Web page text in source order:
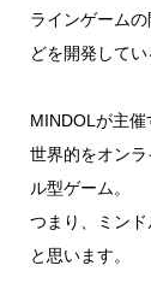
ラインゲーム
どを開発して
MINDOLが主催
世界的をオン
ル型ゲーム。
つまり、ミン
と思います。